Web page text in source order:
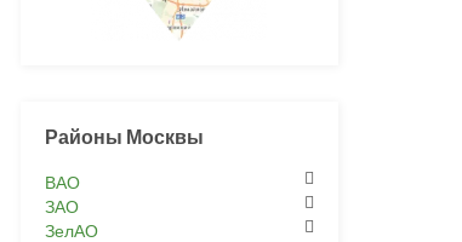
Районы Москвы
ВАО
ЗАО
ЗелАО